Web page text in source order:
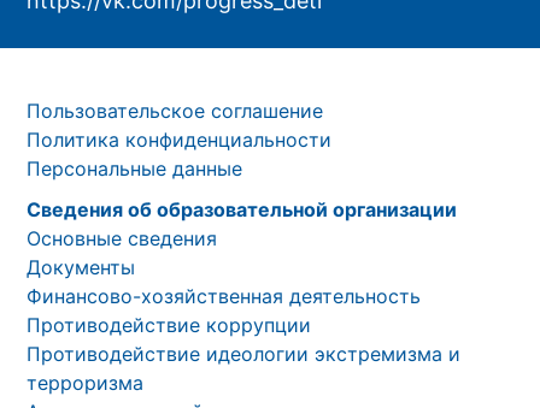
Пользовательское соглашение
Политика конфиденциальности
Персональные данные
Сведения об образовательной организации
Основные сведения
Документы
Финансово-хозяйственная деятельность
Противодействие коррупции
Противодействие идеологии экстремизма и
терроризма